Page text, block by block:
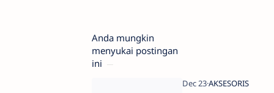
Anda mungkin
menyukai postingan
ini